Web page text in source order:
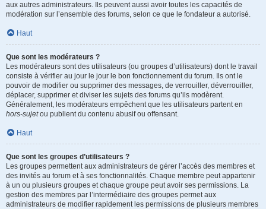
aux autres administrateurs. Ils peuvent aussi avoir toutes les capacités de
modération sur l’ensemble des forums, selon ce que le fondateur a autorisé.
Haut
Que sont les modérateurs ?
Les modérateurs sont des utilisateurs (ou groupes d’utilisateurs) dont le travail
consiste à vérifier au jour le jour le bon fonctionnement du forum. Ils ont le
pouvoir de modifier ou supprimer des messages, de verrouiller, déverrouiller,
déplacer, supprimer et diviser les sujets des forums qu’ils modèrent.
Généralement, les modérateurs empêchent que les utilisateurs partent en
hors-sujetou publient du contenu abusif ou offensant.
Haut
Que sont les groupes d’utilisateurs ?
Les groupes permettent aux administrateurs de gérer l’accès des membres et
des invités au forum et à ses fonctionnalités. Chaque membre peut appartenir
à un ou plusieurs groupes et chaque groupe peut avoir ses permissions. La
gestion des membres par l’intermédiaire des groupes permet aux
administrateurs de modifier rapidement les permissions de plusieurs membres